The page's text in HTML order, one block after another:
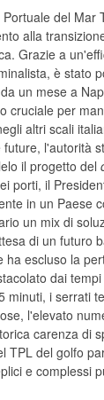
del Mar
alla
Grazie a
è stato
un mese a
cruciale per
altri scali
l'autorità
il progetto del
porti, il
in un Paese
un mix di
di un futuro
escluso la
dai
minuti, i serrati
l'elevato
carenza di
TPL del golfo
e complessi